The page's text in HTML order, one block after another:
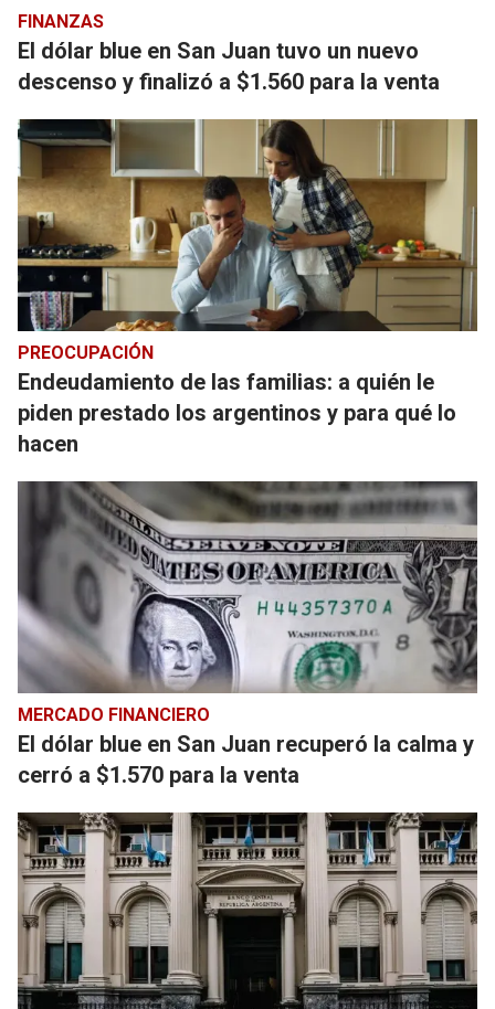
FINANZAS
El dólar blue en San Juan tuvo un nuevo
descenso y finalizó a $1.560 para la venta
PREOCUPACIÓN
Endeudamiento de las familias: a quién le
piden prestado los argentinos y para qué lo
hacen
MERCADO FINANCIERO
El dólar blue en San Juan recuperó la calma y
cerró a $1.570 para la venta